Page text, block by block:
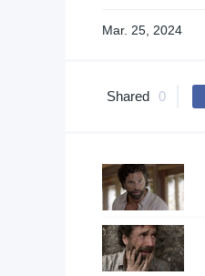
Mar. 25, 2024
Shared 0